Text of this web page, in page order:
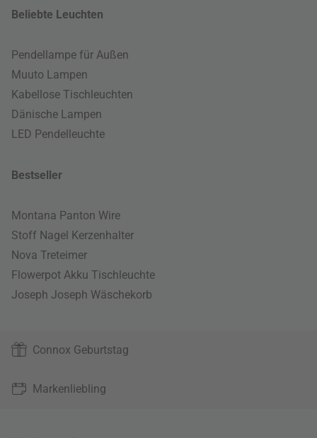
Beliebte Leuchten
Pendellampe für Außen
Muuto Lampen
Kabellose Tischleuchten
Dänische Lampen
LED Pendelleuchte
Bestseller
Montana Panton Wire
Stoff Nagel Kerzenhalter
Nova Treteimer
Flowerpot Akku Tischleuchte
Joseph Joseph Wäschekorb
Connox Geburtstag
Markenliebling